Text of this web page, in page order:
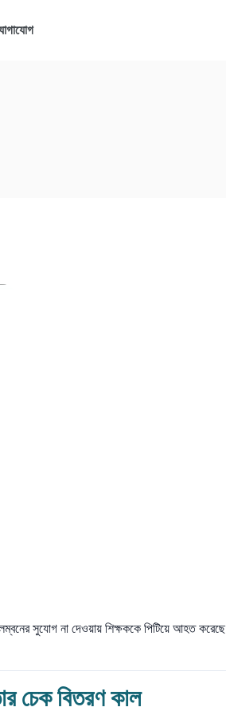
সুযোগ না দেওয়ায় শিক্ষককে পিটিয়ে আহত করেছে
চেক বিতরণ কাল